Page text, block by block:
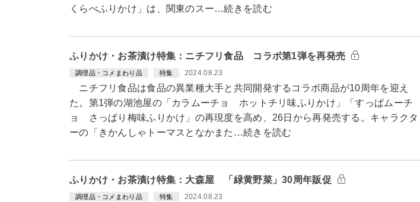
くらべふりかけ」は、関東のスー…続きを読む
ふりかけ・お茶漬け特集：ニチフリ食品 コラボ第1弾を再発売
調理品・コメまわり品 特集 2024.08.23
ニチフリ食品は食品の異業種大手と共同開発するコラボ商品が10周年を迎え
た。第1弾の湖池屋の「カラムーチョ ホットチリ味ふりかけ」「すっぱムーチ
ョ さっぱり梅味ふりかけ」の再現度を高め、26日から再発売する。キャラクタ
ーの「きかんしゃトーマスとなかまた…続きを読む
ふりかけ・お茶漬け特集：大森屋 「緑黄野菜」30周年販促
調理品・コメまわり品 特集 2024.08.23